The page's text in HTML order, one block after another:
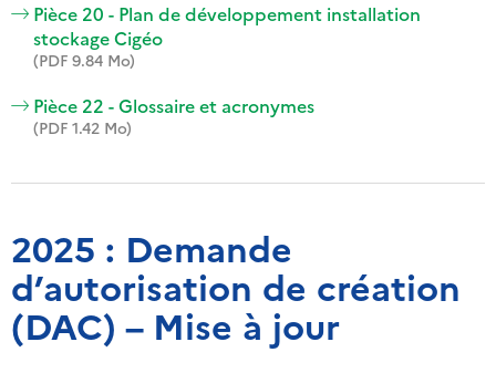
Pièce 20 - Plan de développement installation
stockage Cigéo
(PDF 9.84 Mo)
Pièce 22 - Glossaire et acronymes
(PDF 1.42 Mo)
2025 : Demande
d’autorisation de création
(DAC) – Mise à jour